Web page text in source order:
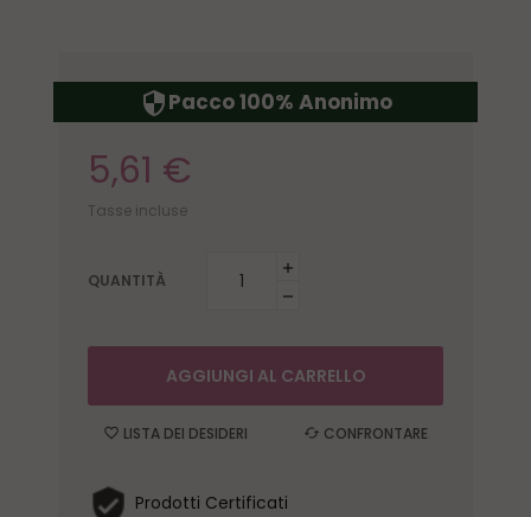
securityPacco 100% Anonimo
5,61 €
Tasse incluse
QUANTITÀ
AGGIUNGI AL CARRELLO
LISTA DEI DESIDERI CONFRONTARE
Prodotti Certificati